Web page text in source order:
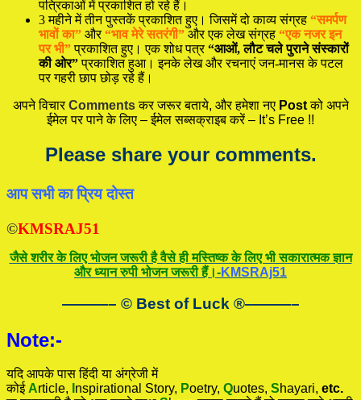
पत्रिकाओं में प्रकाशित हो रहे हैं।
3 महीने में तीन पुस्तकें प्रकाशित हुए। जिसमें दो काव्य संग्रह “समर्पण
भावों का” और“भाव मेरे सतरंगी” और एक लेख संग्रह “एक नजर इन
पर भी”प्रकाशित हुए। एक शोध पत्र“आओं, लौट चले पुराने संस्कारों
की ओर”प्रकाशित हुआ। इनके लेख और रचनाएं जन-मानस के पटल
पर गहरी छाप छोड़ रहे हैं।
अपने विचारCommentsकर जरूर बताये, और हमेशा नए Postको अपने
ईमेल पर पाने के लिए – ईमेल सब्सक्राइब करें – It’s Free !!
Please share your comments.
आप सभी का प्रिय दोस्त
©KMSRAJ51
जैसे शरीर के लिए भोजन जरूरी है वैसे ही मस्तिष्क के लिए भी सकारात्मक ज्ञान
और ध्यान रुपी भोजन जरूरी हैं।-KMSRAj51
———– © Best of Luck ®———–
Note:-
यदि आपके पास हिंदी या अंग्रेजी में
कोईArticle, nspirational Story, Poetry, Quotes, Shayari, etc.